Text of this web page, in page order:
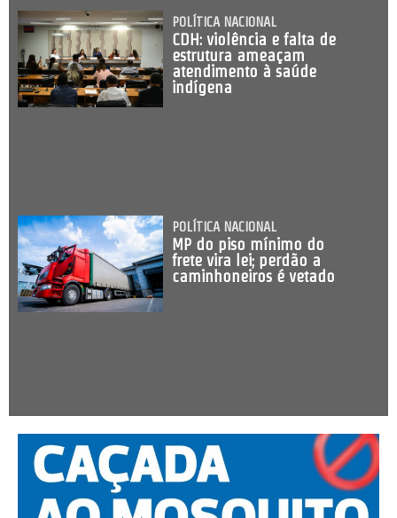
POLÍTICA NACIONAL
CDH: violência e falta de
estrutura ameaçam
atendimento à saúde
indígena
POLÍTICA NACIONAL
MP do piso mínimo do
frete vira lei; perdão a
caminhoneiros é vetado